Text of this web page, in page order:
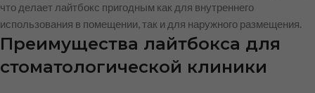
что делает лайтбокс пригодным как для внутреннего
использования в помещении, так и для наружного размещения.
Преимущества лайтбокса для
стоматологической клиники